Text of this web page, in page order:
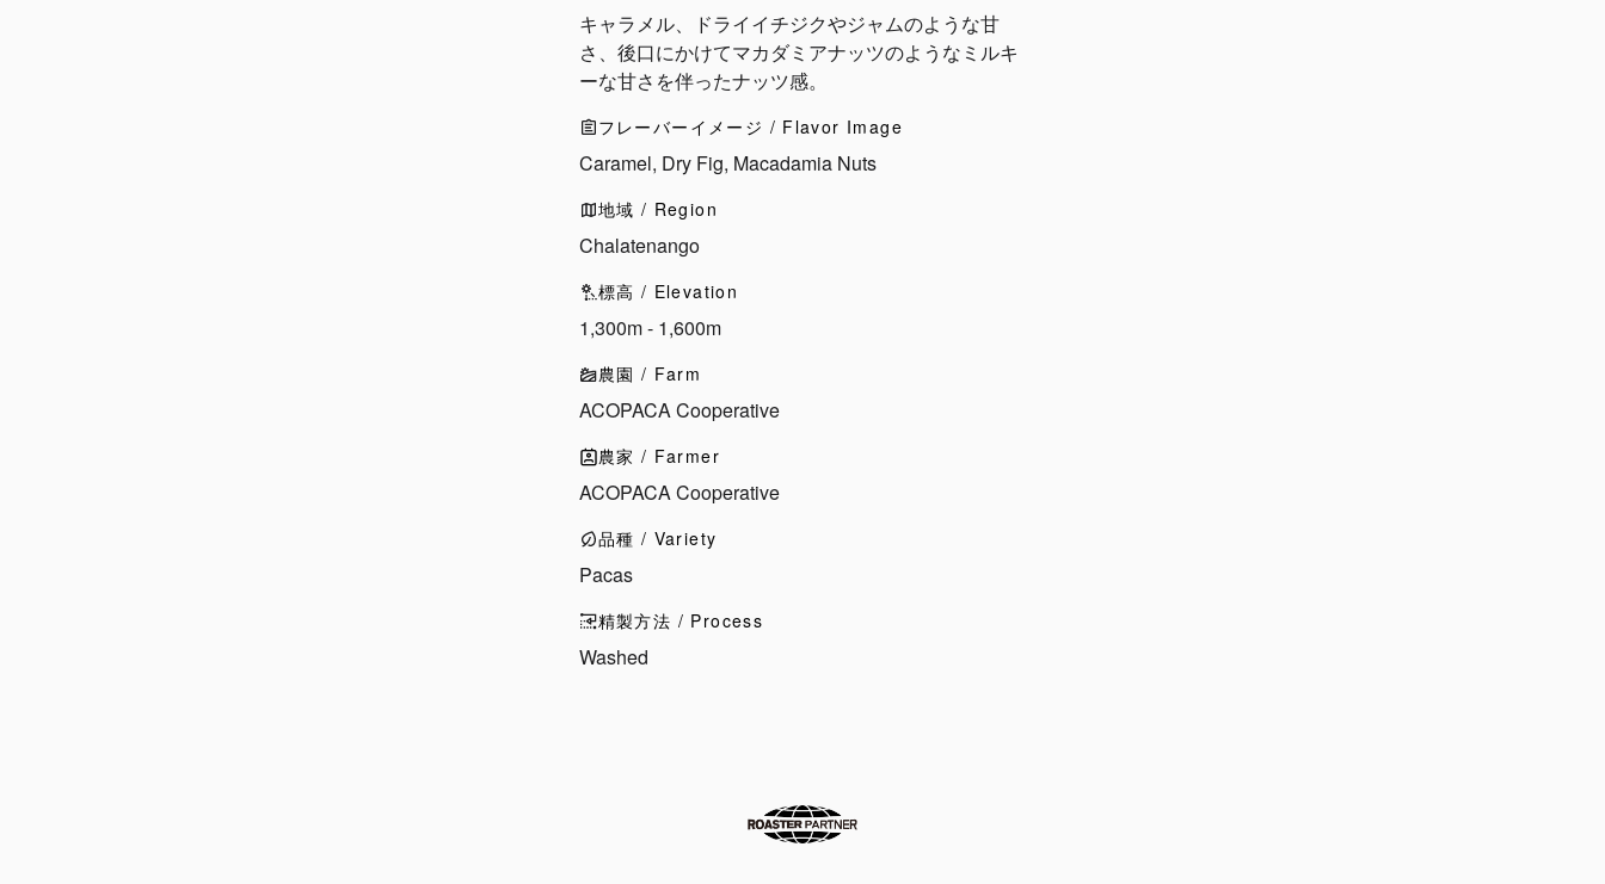
キャラメル、ドライイチジクやジャムのような甘
さ、後口にかけてマカダミアナッツのようなミルキ
ーな甘さを伴ったナッツ感。
フレーバーイメージ / Flavor Image
Caramel, Dry Fig, Macadamia Nuts
地域 / Region
Chalatenango
標高 / Elevation
1,300m - 1,600m
農園 / Farm
ACOPACA Cooperative
農家 / Farmer
ACOPACA Cooperative
品種 / Variety
Pacas
精製方法 / Process
Washed